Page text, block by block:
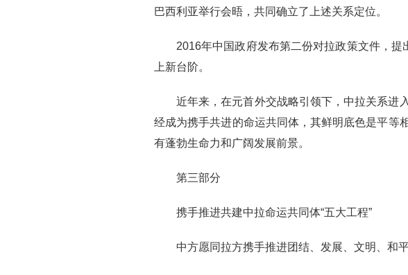
巴西利亚举行会晤，共同确立了上述关系定位。
2016年中国政府发布第二份对拉政策文件，
上新台阶。
近年来，在元首外交战略引领下，中拉关系进
经成为携手共进的命运共同体，其鲜明底色是平等
有蓬勃生命力和广阔发展前景。
第三部分
携手推进共建中拉命运共同体“五大工程”
中方愿同拉方携手推进团结、发展、文明、和